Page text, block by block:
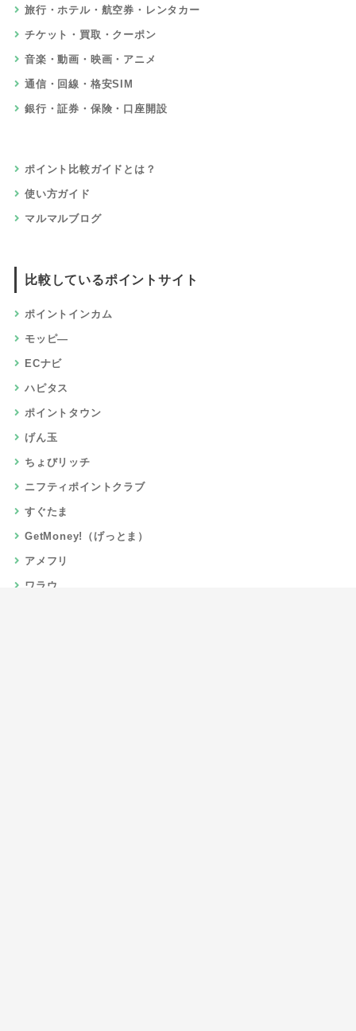
旅行・ホテル・航空券・レンタカー
チケット・買取・クーポン
音楽・動画・映画・アニメ
通信・回線・格安SIM
銀行・証券・保険・口座開設
ポイント比較ガイドとは？
使い方ガイド
マルマルブログ
比較しているポイントサイト
ポイントインカム
モッピ―
ECナビ
ハピタス
ポイントタウン
げん玉
ちょびリッチ
ニフティポイントクラブ
すぐたま
GetMoney!（げっとま）
アメフリ
ワラウ